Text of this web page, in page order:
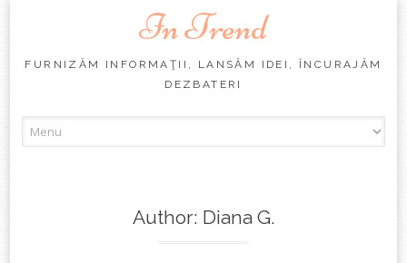
In Trend
FURNIZĂM INFORMAŢII, LANSĂM IDEI, ÎNCURAJĂM
DEZBATERI
to
Author: Diana G.